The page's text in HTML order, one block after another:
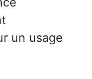
un usage